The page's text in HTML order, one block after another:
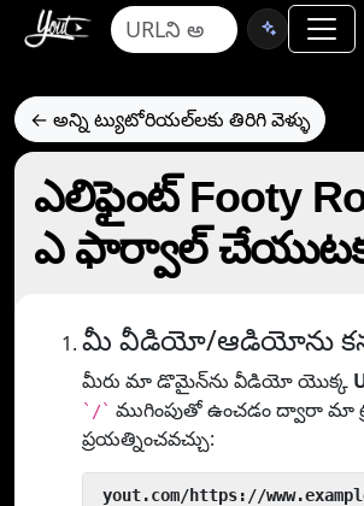
← అన్ని ట్యుటోరియల్‌లకు తిరిగి వెళ్ళు
ఎలిఫైంట్ Footy
ఎ ఫార్వాల్
మీ వీడియో/ఆడియోను
మీరు మా డొమైన్‌ను వీడియో యొక్క
`/` ముగింపుతో ఉంచడం ద్వారా మా
ప్రయత్నించవచ్చు:
yout.com/https://